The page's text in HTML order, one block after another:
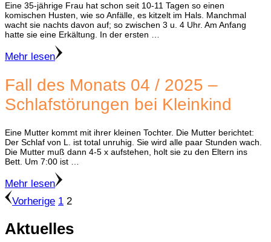
Eine 35-jährige Frau hat schon seit 10-11 Tagen so einen
komischen Husten, wie so Anfälle, es kitzelt im Hals. Manchmal
wacht sie nachts davon auf; so zwischen 3 u. 4 Uhr. Am Anfang
hatte sie eine Erkältung. In der ersten …
Mehr lesen
Fall des Monats 04 / 2025 –
Schlafstörungen bei Kleinkind
Eine Mutter kommt mit ihrer kleinen Tochter. Die Mutter berichtet:
Der Schlaf von L. ist total unruhig. Sie wird alle paar Stunden wach.
Die Mutter muß dann 4-5 x aufstehen, holt sie zu den Eltern ins
Bett. Um 7:00 ist …
Mehr lesen
Seitennummerierung
Beiträge
Vorherige
Seite
1
Seite
2
Aktuelles